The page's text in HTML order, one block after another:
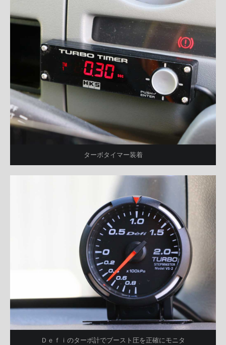
ターボタイマー装着
Ｄｅｆｉのターボ計でブースト圧を正確にモニタ